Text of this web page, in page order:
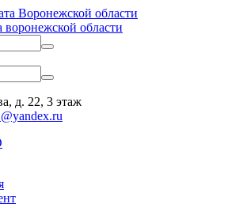
воронежской области
д. 22, 3 этаж